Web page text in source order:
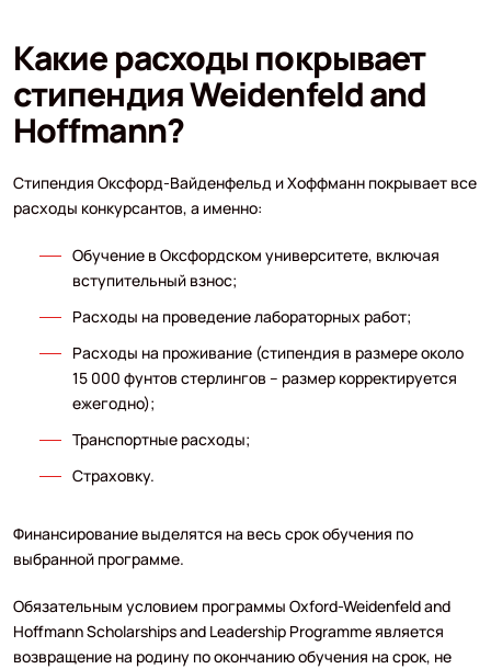
Какие расходы покрывает
стипендия Weidenfeld and
Hoffmann?
Стипендия Оксфорд-Вайденфельд и Хоффманн покрывает все
расходы конкурсантов, а именно:
Обучение в Оксфордском университете, включая
вступительный взнос;
Расходы на проведение лабораторных работ;
Расходы на проживание (стипендия в размере около
15 000 фунтов стерлингов – размер корректируется
ежегодно);
Транспортные расходы;
Страховку.
Финансирование выделятся на весь срок обучения по
выбранной программе.
Обязательным условием программы Oxford-Weidenfeld and
Hoffmann Scholarships and Leadership Programme является
возвращение на родину по окончанию обучения на срок, не